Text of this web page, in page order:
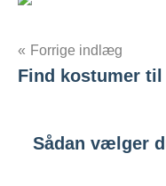
Forrige indlæg
Find kostumer
Sådan vælger